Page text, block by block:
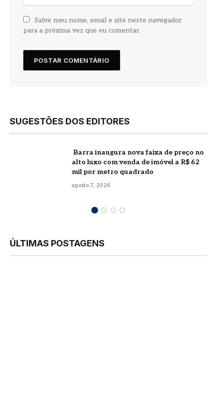
Salve meu nome, email e site neste navegador
para a próxima vez que eu comentar.
SUGESTÕES DOS EDITORES
Barra inaugura nova faixa de preço no
alto luxo com venda de imóvel a R$ 62
mil por metro quadrado
agosto 7, 2026
ÚLTIMAS POSTAGENS